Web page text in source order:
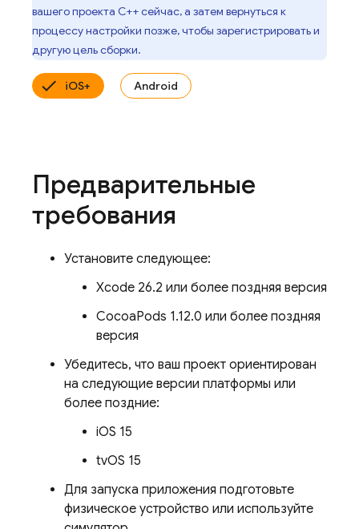
вашего проекта C++ сейчас, а затем вернуться к
процессу настройки позже, чтобы зарегистрировать и
другую цель сборки.
iOS+ Android
Предварительные
требования
Установите следующее:
Xcode 26.2 или более поздняя версия
CocoaPods 1.12.0 или более поздняя
версия
Убедитесь, что ваш проект ориентирован
на следующие версии платформы или
более поздние:
iOS 15
tvOS 15
Для запуска приложения подготовьте
физическое устройство или используйте